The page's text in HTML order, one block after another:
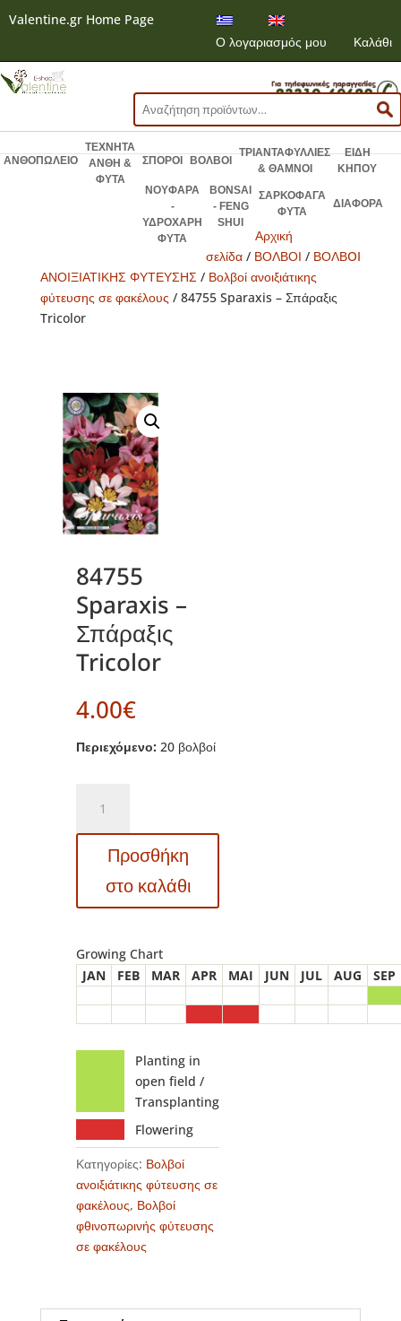
Valentine.gr Home Page
Ο λογαριασμός μου
Καλάθι
Αναζήτηση
για:
ΑΝΘΟΠΩΛΕΙΟ
ΤΕΧΝΗΤΑ
ΑΝΘΗ &
ΦΥΤΑ
ΣΠΟΡΟΙ ΒΟΛΒΟΙ
ΤΡΙΑΝΤΑΦΥΛΛΙΕΣ
& ΘΑΜΝΟΙ
ΕΙΔΗ
ΚΗΠΟΥ
ΝΟΥΦΑΡΑ
-
ΥΔΡΟΧΑΡΗ
ΦΥΤΑ
BONSAI
- FENG
SHUI
ΣΑΡΚΟΦΑΓΑ
ΦΥΤΑ
ΔΙΑΦΟΡΑ
Αρχική
σελίδα / ΒΟΛΒΟΙ / ΒΟΛΒOI
ΑΝΟΙΞΙΑΤΙΚΗΣ ΦΥΤΕΥΣΗΣ/ Βολβοί ανοιξιάτικης
φύτευσης σε φακέλους / 84755 Sparaxis – Σπάραξις
Tricolor
84755
Sparaxis –
Σπάραξις
Tricolor
4.00€
Περιεχόμενο: 20 βολβοί
Sparaxis
–
Σπάραξις
ποσότητα
Προσθήκη
στο καλάθι
Growing Chart
JAN
FEB MAR APR MAI JUN JUL AUG SEP
Planting in
open field /
Transplanting
Flowering
Κατηγορίες: Βολβοί
ανοιξιάτικης φύτευσης σε
φακέλους, Βολβοί
φθινοπωρινής φύτευσης
σε φακέλους